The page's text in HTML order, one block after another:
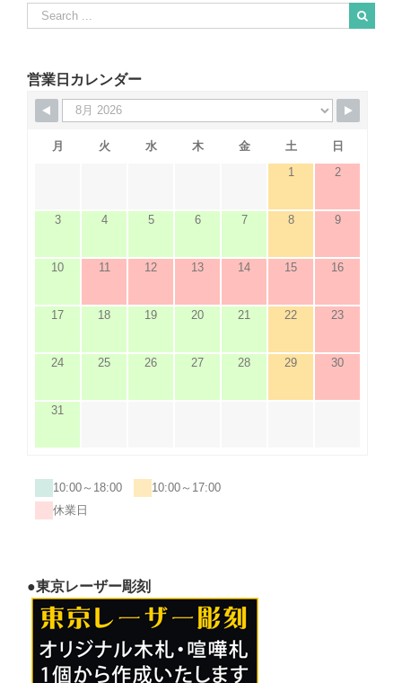
Search
for:
営業日カレンダー
月 火 水 木 金 土
日
1
2
3 4 5 6 7 8 9
10 11 12 13 14 15 16
17 18 19 20 21 22 23
24 25 26 27 28 29 30
31
10:00～18:00
10:00～17:00
休業日
●東京レーザー彫刻